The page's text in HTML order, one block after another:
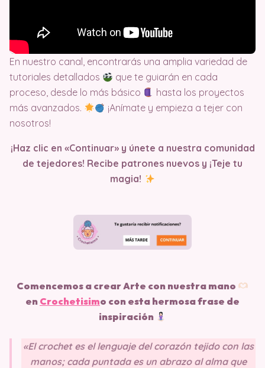
En nuestro canal, encontrarás una amplia variedad de
tutoriales detallados
que te guiarán en cada
proceso, desde lo más básico
hasta los proyectos
más avanzados.
¡Anímate y empieza a tejer con
nosotros!
¡Haz clic en «Continuar» y únete a nuestra comunidad
de tejedores! Recibe patrones nuevos y ¡Teje tu
magia!
Comencemos a crear Arte con nuestra mano
en Crochetisimo con esta hermosa frase de
inspiración
«El crochet es el lenguaje del corazón tejido con las
manos; cada puntada es un abrazo al alma que